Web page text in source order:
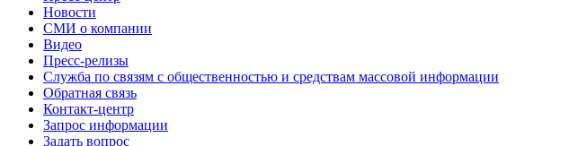
Новости
СМИ о компании
Видео
Пресс-релизы
Служба по связям с общественностью и средствам массовой информации
Обратная связь
Контакт-центр
Запрос информации
Задать вопрос